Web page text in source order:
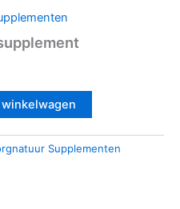
Supplementen